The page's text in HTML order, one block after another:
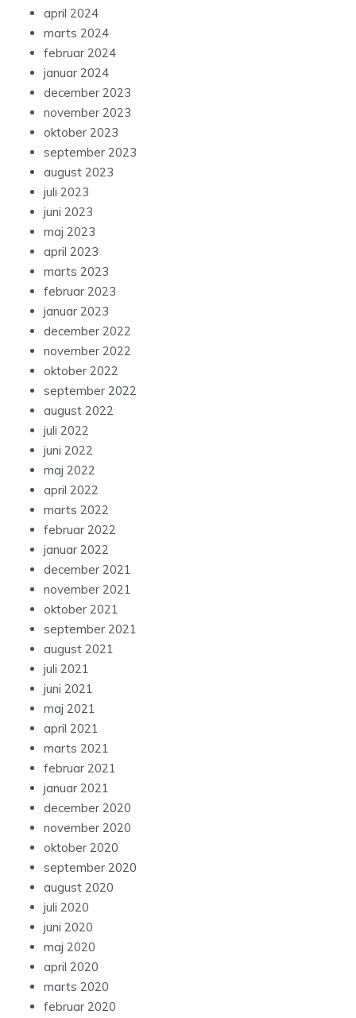
april 2024
marts 2024
februar 2024
januar 2024
december 2023
november 2023
oktober 2023
september 2023
august 2023
juli 2023
juni 2023
maj 2023
april 2023
marts 2023
februar 2023
januar 2023
december 2022
november 2022
oktober 2022
september 2022
august 2022
juli 2022
juni 2022
maj 2022
april 2022
marts 2022
februar 2022
januar 2022
december 2021
november 2021
oktober 2021
september 2021
august 2021
juli 2021
juni 2021
maj 2021
april 2021
marts 2021
februar 2021
januar 2021
december 2020
november 2020
oktober 2020
september 2020
august 2020
juli 2020
juni 2020
maj 2020
april 2020
marts 2020
februar 2020